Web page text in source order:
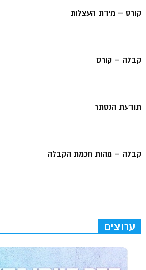
קורס – מידת העצלות
קבלה – קורס
תודעת הנסתר
קבלה – מהות חכמת הקבלה
ערוצים